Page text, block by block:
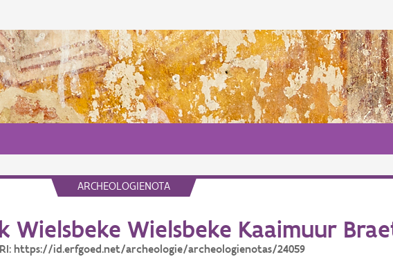
ARCHEOLOGIENOTA
Wielsbeke Wielsbeke Kaaimuur
https://id.erfgoed.net/archeologie/archeologienotas/24059